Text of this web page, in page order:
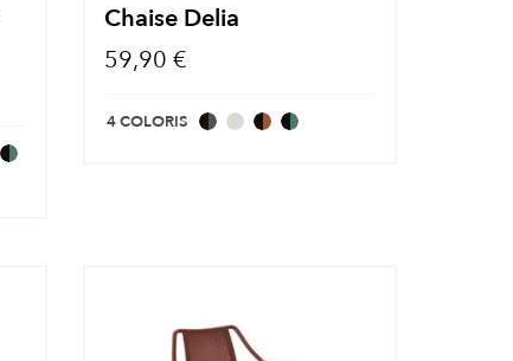
Chaise Delia
59,90 €
4 COLORIS